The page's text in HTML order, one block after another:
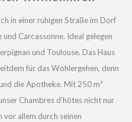
in einer ruhigen Straße im Dorf
Carcassonne. Ideal gelegen
und Toulouse. Das Haus
für das Wohlergehen, denn
die Apotheke. Mit 250 m²
Chambres d’hôtes nicht nur
vor allem durch seinen